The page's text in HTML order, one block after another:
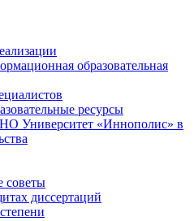
образовательная
ресурсы
Университет «Иннополис» в
советы
диссертаций